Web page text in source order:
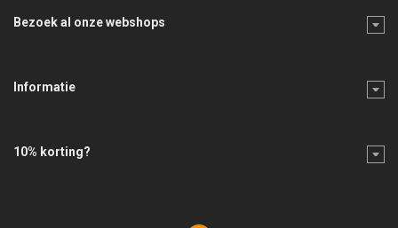
Bezoek al onze webshops
Informatie
10% korting?